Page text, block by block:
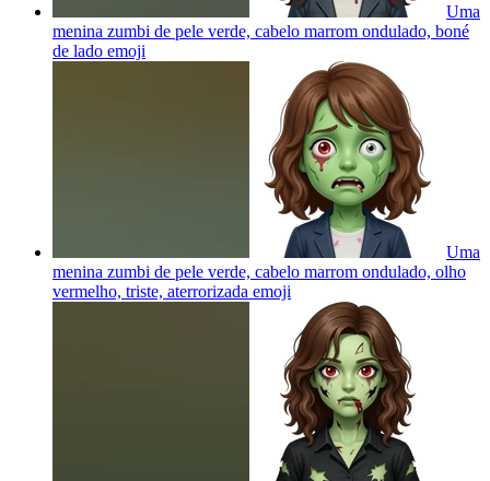
Uma
menina zumbi de pele verde, cabelo marrom ondulado, boné
de lado emoji
Uma
menina zumbi de pele verde, cabelo marrom ondulado, olho
vermelho, triste, aterrorizada emoji